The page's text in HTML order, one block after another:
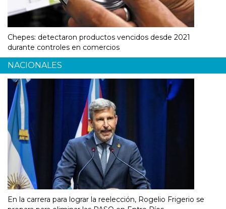
Chepes: detectaron productos vencidos desde 2021
durante controles en comercios
NACIONALES
En la carrera para lograr la reelección, Rogelio Frigerio se